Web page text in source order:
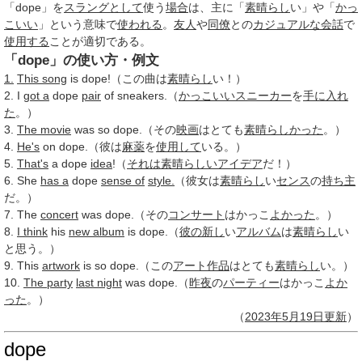
「dope」をスラングとして使う場合は、主に「素晴らしい」や「かっ
こいい 」という意味で使われる 。 友人や同僚とのカジュアルな会話で
使用する ことが適切である。
「dope」の使い方・例文
1. This song is dope!（この曲は素晴らしい！）
2. I got a dope pair of sneakers.（かっこいいスニーカーを手に入れ
た 。）
3. The movie was so dope.（その映画はとても素晴らしかった 。）
4. He's on dope.（彼は麻薬を使用している。）
5. That's a dope idea!（それは素晴らしいアイデアだ！）
6. She has a dope sense of style. （彼女は素晴らしいセンスの持ち主
だ。）
7. The concert was dope.（そのコンサート はかっこ よかった 。）
8. I think his new album is dope.（彼の新しいアルバムは素晴らしい
と思う。）
9. This artwork is so dope.（このアート作品はとても素晴らしい。）
10. The party last night was dope.（昨夜のパーティーはかっこ よか
った 。）
（2023年5月19日更新）
dope